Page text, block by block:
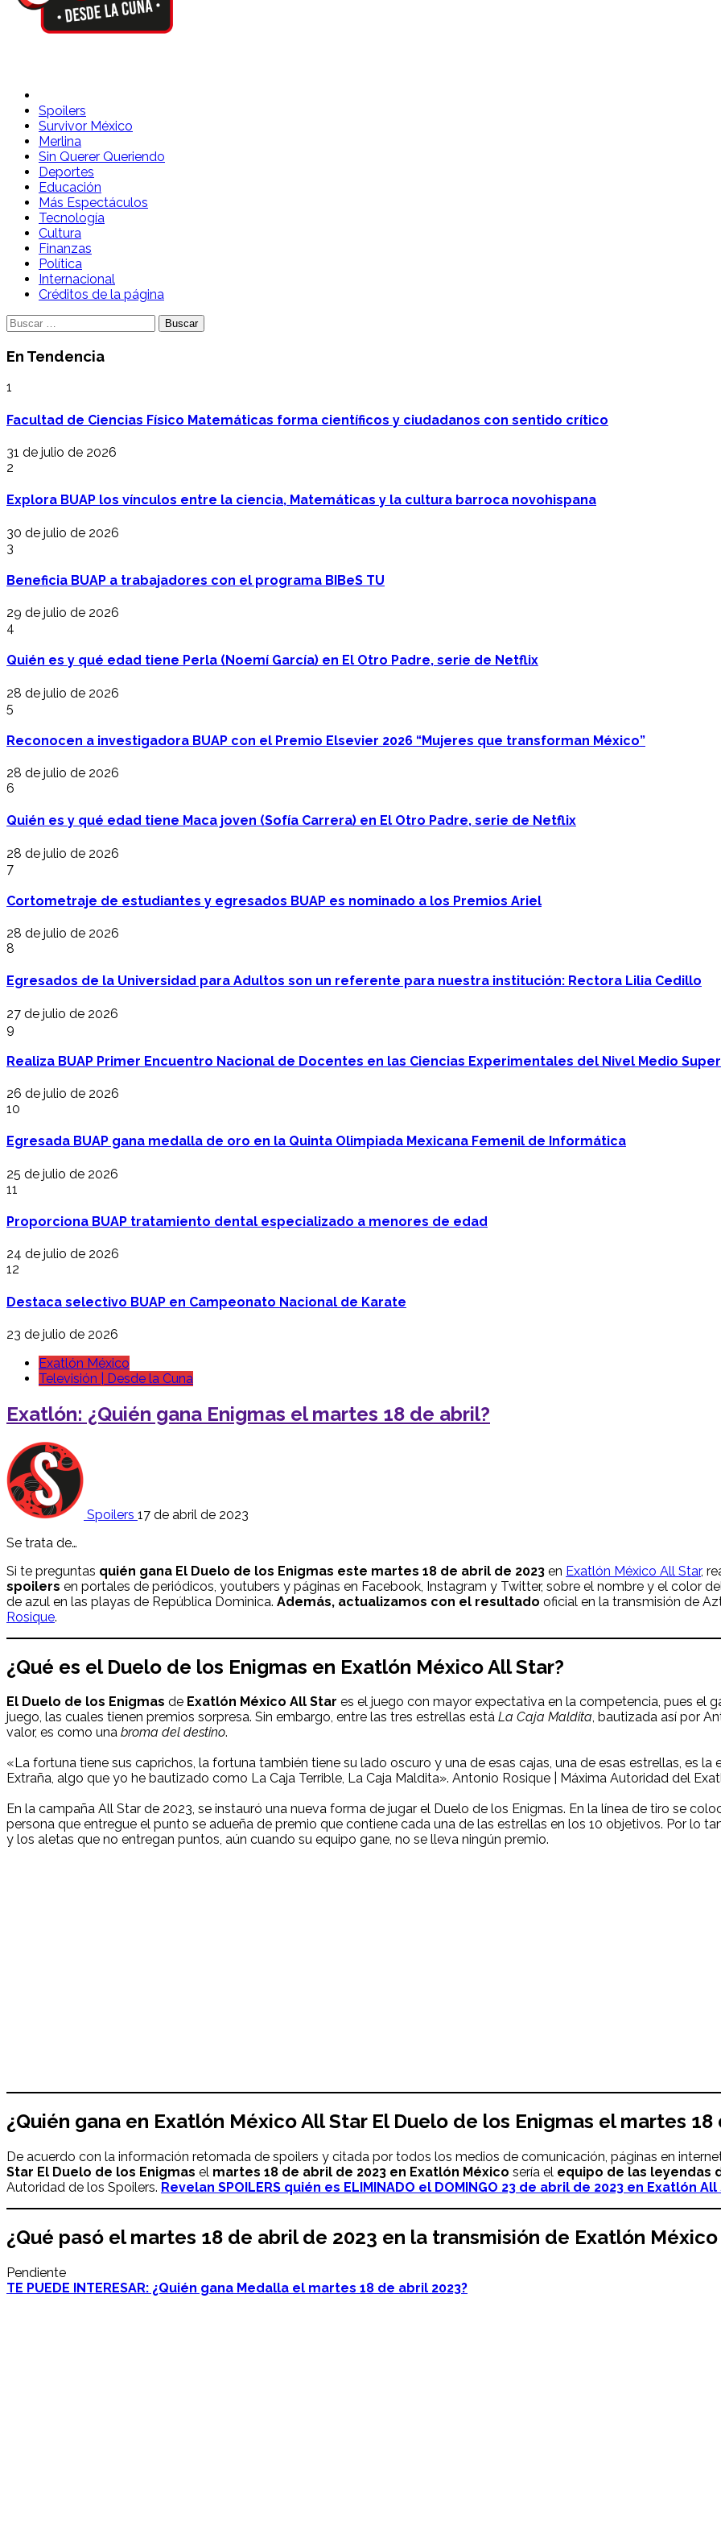
Spoilers Desde la Cuna
Sitio con información sobre series, película, reality shows y telenovelas
Spoilers
Survivor México
Merlina
Sin Querer Queriendo
Deportes
Educación
Más Espectáculos
Tecnología
Cultura
Finanzas
Política
Internacional
Créditos de la página
Buscar:
En Tendencia
1
Facultad de Ciencias Físico Matemáticas forma científicos y ciudadanos con sentido crítico
31 de julio de 2026
2
Explora BUAP los vínculos entre la ciencia, Matemáticas y la cultura barroca novohispana
30 de julio de 2026
3
Beneficia BUAP a trabajadores con el programa BIBeS TU
29 de julio de 2026
4
Quién es y qué edad tiene Perla (Noemí García) en El Otro Padre, serie de Netflix
28 de julio de 2026
5
Reconocen a investigadora BUAP con el Premio Elsevier 2026 “Mujeres que transforman México”
28 de julio de 2026
6
Quién es y qué edad tiene Maca joven (Sofía Carrera) en El Otro Padre, serie de Netflix
28 de julio de 2026
7
Cortometraje de estudiantes y egresados BUAP es nominado a los Premios Ariel
28 de julio de 2026
8
Egresados de la Universidad para Adultos son un referente para nuestra institución: Rectora Lilia Cedillo
27 de julio de 2026
9
Realiza BUAP Primer Encuentro Nacional de Docentes en las Ciencias Experimentales del Nivel Medio
26 de julio de 2026
10
Egresada BUAP gana medalla de oro en la Quinta Olimpiada Mexicana Femenil de Informática
25 de julio de 2026
11
Proporciona BUAP tratamiento dental especializado a menores de edad
24 de julio de 2026
12
Destaca selectivo BUAP en Campeonato Nacional de Karate
23 de julio de 2026
Exatlón México
Televisión | Desde la Cuna
Exatlón: ¿Quién gana Enigmas el martes 18 de abril?
Spoilers 17 de abril de 2023
Se trata de…
Si te preguntas quién gana El Duelo de los Enigmas este martes 18 de abril de 2023 en Exatlón México All Star,
spoilers en portales de periódicos, youtubers y páginas en Facebook, Instagram y Twitter, sobre el nombre y el color
de azul en las playas de República Dominica. Además, actualizamos con el resultado oficial en la transmisión de
Rosique.
¿Qué es el Duelo de los Enigmas en Exatlón México All Star?
El Duelo de los Enigmas de Exatlón México All Star es el juego con mayor expectativa en la competencia, pues el
juego, las cuales tienen premios sorpresa. Sin embargo, entre las tres estrellas está La Caja Maldita, bautizada así por
valor, es como una broma del destino.
«La fortuna tiene sus caprichos, la fortuna también tiene su lado oscuro y una de esas cajas, una de esas estrellas, es
Extraña, algo que yo he bautizado como La Caja Terrible, La Caja Maldita». Antonio Rosique | Máxima Autoridad del
En la campaña All Star de 2023, se instauró una nueva forma de jugar el Duelo de los Enigmas. En la línea de tiro se
persona que entregue el punto se adueña de premio que contiene cada una de las estrellas en los 10 objetivos. Por lo
y los aletas que no entregan puntos, aún cuando su equipo gane, no se lleva ningún premio.
¿Quién gana en Exatlón MéxicoAll Star El Duelo de los Enigmas elmartes 18
De acuerdo con la información retomada de spoilers y citada por todos los medios de comunicación, páginas en
Star El Duelo de los Enigmas el martes 18 de abril de 2023 en Exatlón México sería el equipo de las leyendas
Autoridad de los Spoilers. Revelan SPOILERS quién es ELIMINADO el DOMINGO 23 de abril de 2023 en Exatlón
¿Qué pasó elmartes 18 de abrilde 2023 en la transmisión de Exatlón México
Pendiente
TE PUEDE INTERESAR: ¿Quién gana Medalla el martes 18 de abril 2023?